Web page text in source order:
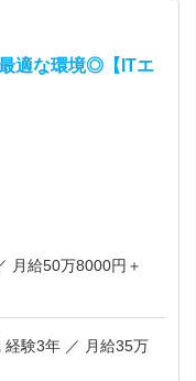
適な環境◎【ITエ